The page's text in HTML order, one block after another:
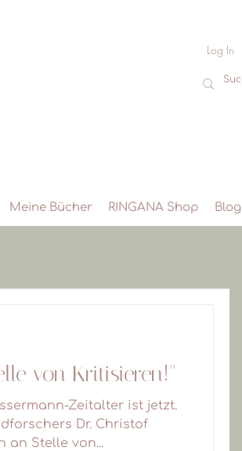
Log In
Meine Bücher RINGANA Shop Blog
von Kritisieren!"
Zeitalter ist jetzt.
Dr. Christof
an Stelle von...